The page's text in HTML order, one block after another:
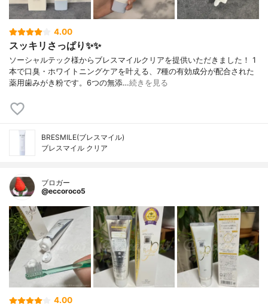
4.00
スッキリさっぱり✨✨
ソーシャルテック様からブレスマイルクリアを提供いただきました！ 1
本で口臭・ホワイトニングケアを叶える、7種の有効成分が配合された
薬用歯みがき粉です。6つの無添…続きを見る
BRESMILE(ブレスマイル)
ブレスマイル クリア
ブロガー
@eccoroco5
4.00